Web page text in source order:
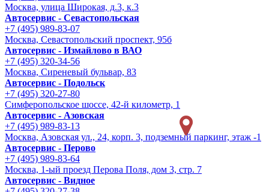
Москва, улица Широкая, д.3, к.3
Автосервис - Cевастопольская
+7 (495) 989-83-07
Москва, Севастопольский проспект, 95б
Автосервис - Измайлово в ВАО
+7 (495) 320-34-56
Москва, Сиреневый бульвар, 83
Автосервис - Подольск
+7 (495) 320-27-80
Симферопольское шоссе, 42-й километр, 1
Автосервис - Азовская
+7 (495) 989-83-13
Москва, Азовская ул., 24, корп. 3, подземный паркинг, этаж -1
Автосервис - Перово
+7 (495) 989-83-64
Москва, 1-ый проезд Перова Поля, дом 3, стр. 7
Автосервис - Видное